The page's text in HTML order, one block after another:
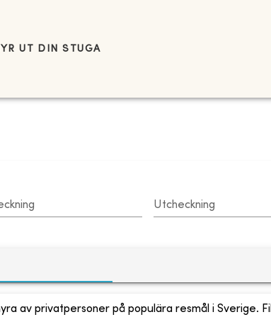
UT DIN STUGA
Utcheckning
av privatpersoner på populära resmål i